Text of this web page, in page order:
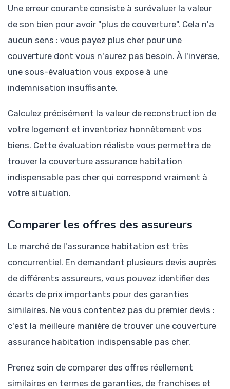
Une erreur courante consiste à surévaluer la valeur
de son bien pour avoir "plus de couverture". Cela n'a
aucun sens : vous payez plus cher pour une
couverture dont vous n'aurez pas besoin. À l'inverse,
une sous-évaluation vous expose à une
indemnisation insuffisante.
Calculez précisément la valeur de reconstruction de
votre logement et inventoriez honnêtement vos
biens. Cette évaluation réaliste vous permettra de
trouver la couverture assurance habitation
indispensable pas cher qui correspond vraiment à
votre situation.
Comparer les offres des assureurs
Le marché de l'assurance habitation est très
concurrentiel. En demandant plusieurs devis auprès
de différents assureurs, vous pouvez identifier des
écarts de prix importants pour des garanties
similaires. Ne vous contentez pas du premier devis :
c'est la meilleure manière de trouver une couverture
assurance habitation indispensable pas cher.
Prenez soin de comparer des offres réellement
similaires en termes de garanties, de franchises et